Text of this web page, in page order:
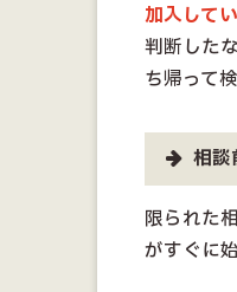
加入して
判断した
ち帰って
相談
限られた
がすぐに